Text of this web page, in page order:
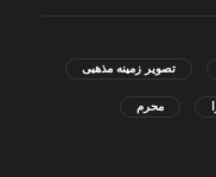
تصویر زمینه مذهبی
محرم